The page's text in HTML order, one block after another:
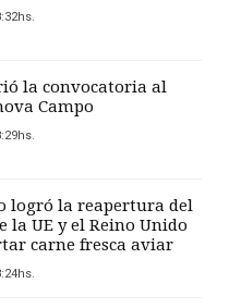
la convocatoria al
Campo
logró la reapertura del
la UE y el Reino Unido
carne fresca aviar